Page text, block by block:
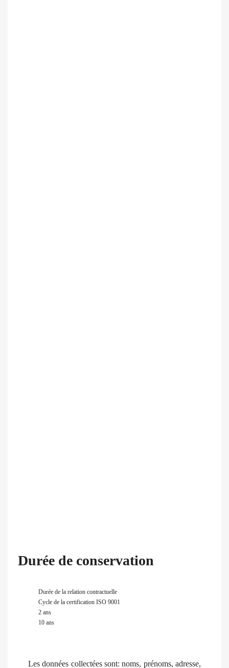
Durée de conservation
Durée de la relation contractuelle
Cycle de la certification ISO 9001
2 ans
10 ans
Les données collectées sont: noms, prénoms, adresse,